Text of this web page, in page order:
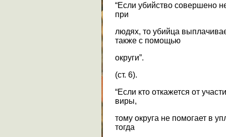
“Если убийство совершено
при
людях, то убийца
также с помощью
округи”.
(ст. 6).
“Если кто откажется от
виры,
тому округа не помогает в
тогда